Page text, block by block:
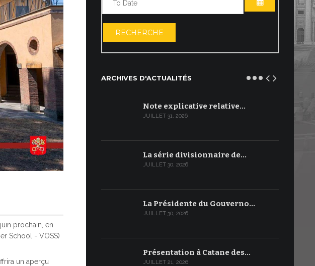
prochain, en
School - VOSS)
un aperçu
OUVRIR LE
RECHERCHE
ARCHIVES D'ACTUALITÉS
Note explicative relative…
JUILLET 31, 2026
La série divisionnaire de…
JUILLET 30, 2026
La Présidente du Gouverno…
JUILLET 30, 2026
Présentation à Catane des…
JUILLET 21, 2026